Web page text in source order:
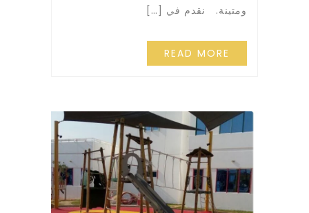
ومتينة. نقدم في […]
READ MORE